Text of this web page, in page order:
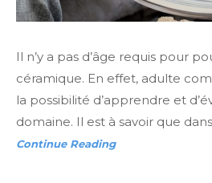
Il n’y a pas d’âge requis pour
céramique. En effet, adulte
la possibilité d’apprendre et
domaine. Il est à savoir que
Continue Reading